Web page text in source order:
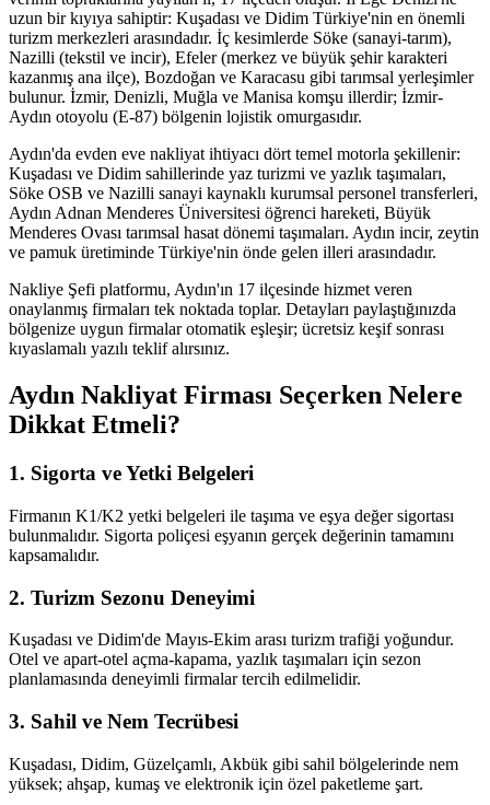
uzun bir kıyıya sahiptir: Kuşadası ve Didim Türkiye'nin en önemli
turizm merkezleri arasındadır. İç kesimlerde Söke (sanayi-tarım),
Nazilli (tekstil ve incir), Efeler (merkez ve büyük şehir karakteri
kazanmış ana ilçe), Bozdoğan ve Karacasu gibi tarımsal yerleşimler
bulunur. İzmir, Denizli, Muğla ve Manisa komşu illerdir; İzmir-
Aydın otoyolu (E-87) bölgenin lojistik omurgasıdır.
Aydın'da evden eve nakliyat ihtiyacı dört temel motorla şekillenir:
Kuşadası ve Didim sahillerinde yaz turizmi ve yazlık taşımaları,
Söke OSB ve Nazilli sanayi kaynaklı kurumsal personel transferleri,
Aydın Adnan Menderes Üniversitesi öğrenci hareketi, Büyük
Menderes Ovası tarımsal hasat dönemi taşımaları. Aydın incir, zeytin
ve pamuk üretiminde Türkiye'nin önde gelen illeri arasındadır.
Nakliye Şefi platformu, Aydın'ın 17 ilçesinde hizmet veren
onaylanmış firmaları tek noktada toplar. Detayları paylaştığınızda
bölgenize uygun firmalar otomatik eşleşir; ücretsiz keşif sonrası
kıyaslamalı yazılı teklif alırsınız.
Aydın Nakliyat Firması Seçerken Nelere
Dikkat Etmeli?
1. Sigorta ve Yetki Belgeleri
Firmanın K1/K2 yetki belgeleri ile taşıma ve eşya değer sigortası
bulunmalıdır. Sigorta poliçesi eşyanın gerçek değerinin tamamını
kapsamalıdır.
2. Turizm Sezonu Deneyimi
Kuşadası ve Didim'de Mayıs-Ekim arası turizm trafiği yoğundur.
Otel ve apart-otel açma-kapama, yazlık taşımaları için sezon
planlamasında deneyimli firmalar tercih edilmelidir.
3. Sahil ve Nem Tecrübesi
Kuşadası, Didim, Güzelçamlı, Akbük gibi sahil bölgelerinde nem
yüksek; ahşap, kumaş ve elektronik için özel paketleme şart.